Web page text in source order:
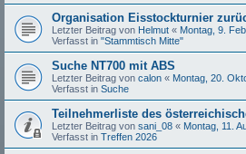
Organisation Eisstockturnier
Letzter Beitrag von Helmut « Montag, 9.
Verfasst in "Stammtisch Mitte"
Suche NT700 mit ABS
Letzter Beitrag von calon « Montag, 20.
Verfasst in Suche
Teilnehmerliste des
Letzter Beitrag von sani_08 « Montag, 11.
Verfasst in Treffen 2026